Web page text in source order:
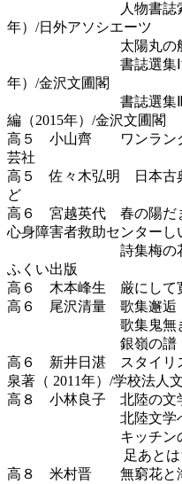
人物書誌索引深井
年）/日外アソシエーツ
太陽丸の航海（
書誌選集Ⅰ深井人
年）/金沢文圃閣
書誌選集Ⅱ・Ⅲ・Ⅳ
編（2015年）/金沢文圃閣
高５ 小山齊 ワンランク
芸社
高５ 佐々木弘明 日本古
ど
高６ 宮越英代 春の陽だ
心身障害者救助センターし
詩集梅の花の咲い
ふくい出版
高６ 木本峰生 厳にして
高６ 尾沢清量 歌集邂逅
歌集鬼無き里に
銀嶺の譜（1997
高６ 新井日湛 スタイリ
泉著（ 2011年）/学校法人
高８ 小林良子 北陸の文学
北陸文学への旅
キッチンの窓か
足あとはちょっと
高８ 米村晋 無窮花と海